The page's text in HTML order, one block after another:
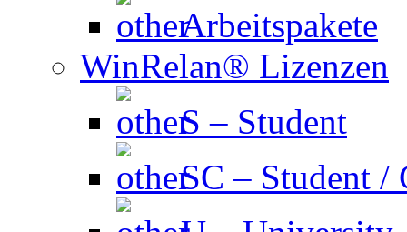
Arbeitspakete
WinRelan® Lizenzen
S – Student
SC – Student /